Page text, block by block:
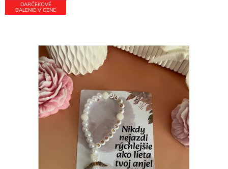
DARČEKOVÉ
BALENIE V CENE